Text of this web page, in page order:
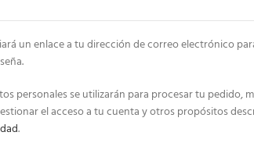
un enlace a tu dirección de correo electrónico
personales se utilizarán para procesar tu pedido,
el acceso a tu cuenta y otros propósitos
.